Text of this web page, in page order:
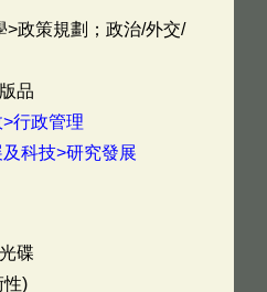
>政策規劃；政治/外交/
品
行政管理
科技>研究發展
碟
性)